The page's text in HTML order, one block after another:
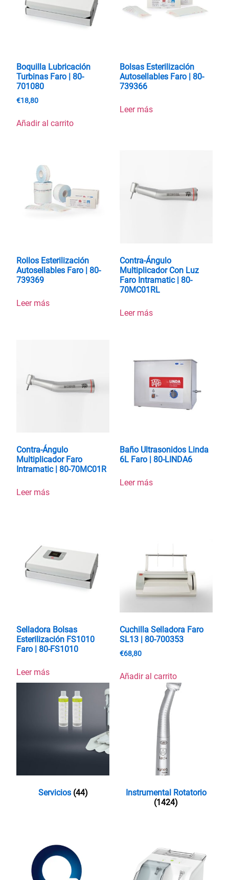
Boquilla Lubricación
Turbinas Faro | 80-
701080
€18,80
Añadir al carrito
Bolsas Esterilización
Autosellables Faro | 80-
739366
Leer más
Rollos Esterilización
Autosellables Faro | 80-
739369
Leer más
Contra-Ángulo
Multiplicador Con Luz
Faro Intramatic | 80-
70MC01RL
Leer más
Contra-Ángulo
Multiplicador Faro
Intramatic | 80-70MC01R
Leer más
Baño Ultrasonidos Linda
6L Faro | 80-LINDA6
Leer más
Selladora Bolsas
Esterilización FS1010
Faro | 80-FS1010
Leer más
Cuchilla Selladora Faro
SL13 | 80-700353
€68,80
Añadir al carrito
Servicios (44)
Instrumental Rotatorio
(1424)